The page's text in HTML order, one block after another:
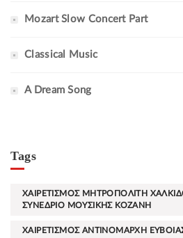
Mozart Slow Concert Part
Classical Music
A Dream Song
Tags
ΧΑΙΡΕΤΙΣΜΟΣ ΜΗΤΡΟΠΟΛΙΤΗ
ΣΥΝΕΔΡΙΟ ΜΟΥΣΙΚΗΣ ΚΟΖΑΝΗ
ΧΑΙΡΕΤΙΣΜΟΣ ΑΝΤΙΝΟΜΑΡΧΗ